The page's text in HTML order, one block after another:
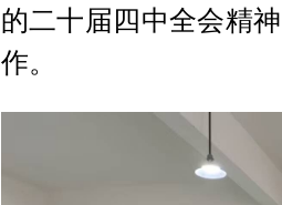
的二十届四中全会精
作。